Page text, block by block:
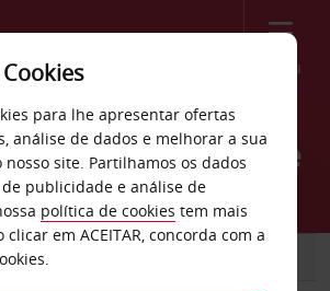
Menu
carros Papeete
para lhe apresentar ofertas
análise de dados e melhorar a sua
site. Partilhamos os dados
publicidade e análise de
política de cookies tem mais
clicar em ACEITAR, concorda com a